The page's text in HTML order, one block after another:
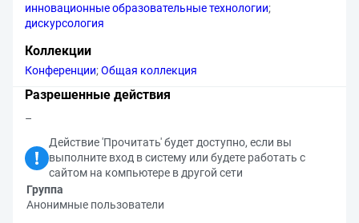
инновационные образовательные технологии;
дискурсология
Коллекции
Конференции;Общая коллекция
Разрешенные действия
–
Действие 'Прочитать' будет доступно, если вы
выполните вход в систему или будете работать с
сайтом на компьютере в другой сети
Группа
Анонимные пользователи